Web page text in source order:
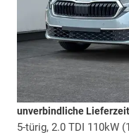
unverbindliche
5-türig, 2.0 TDI 110kW